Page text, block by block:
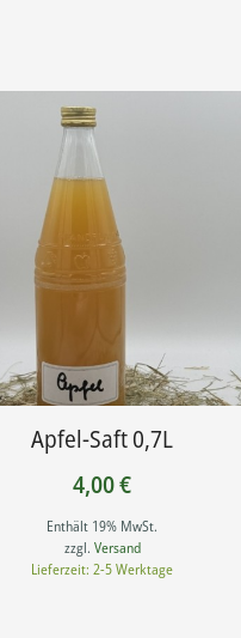
Apfel-Saft 0,7L
4,00€
Enthält 19% MwSt.
zzgl. Versand
Lieferzeit: 2-5 Werktage